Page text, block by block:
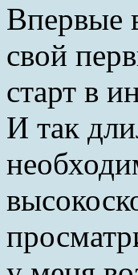
Впервые
свой
старт в
И так